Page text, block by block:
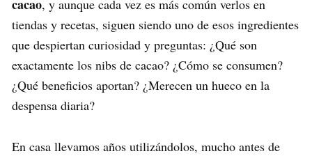
cacao, y aunque cada vez es más común verlos en
tiendas y recetas, siguen siendo uno de esos ingredientes
que despiertan curiosidad y preguntas: ¿Qué son
exactamente los nibs de cacao? ¿Cómo se consumen?
¿Qué beneficios aportan? ¿Merecen un hueco en la
despensa diaria?
En casa llevamos años utilizándolos, mucho antes de